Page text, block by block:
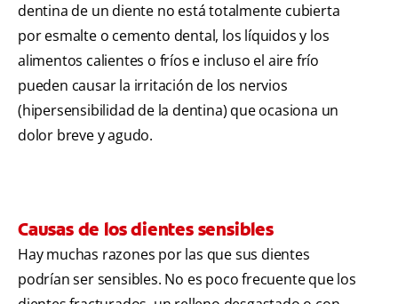
dentina de un diente no está totalmente cubierta
por esmalte o cemento dental, los líquidos y los
alimentos calientes o fríos e incluso el aire frío
pueden causar la irritación de los nervios
(hipersensibilidad de la dentina) que ocasiona un
dolor breve y agudo.
Causas de los dientes sensibles
Hay muchas razones por las que sus dientes
podrían ser sensibles. No es poco frecuente que los